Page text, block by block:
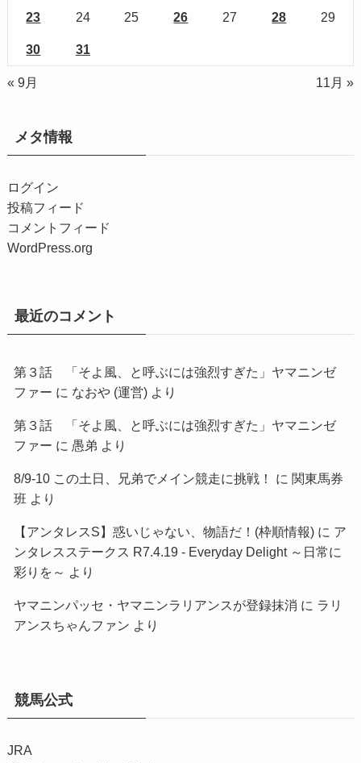
23 24 25 26 27 28 29
30 31
« 9月 11月 »
メタ情報
ログイン
投稿フィード
コメントフィード
WordPress.org
最近のコメント
第３話 「そよ風、と呼ぶには強烈すぎた」ヤマニンゼ
ファー に なおや (運営)より
第３話 「そよ風、と呼ぶには強烈すぎた」ヤマニンゼ
ファー に 愚弟 より
8/9-10 この土日、兄弟でメイン競走に挑戦！ に 関東馬券
班 より
【アンタレスS】惑いじゃない、物語だ！(枠順情報)に ア
ンタレスステークス R7.4.19 - Everyday Delight ～日常に
彩りを～ より
ヤマニンパッセ・ヤマニンラリアンスが登録抹消 に ラリ
アンスちゃんファン より
競馬公式
JRA